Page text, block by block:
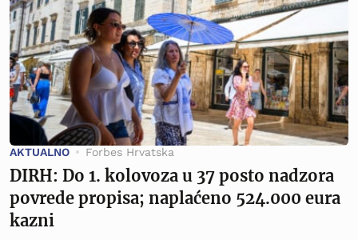
AKTUALNO Forbes Hrvatska
DIRH: Do 1. kolovoza u 37 posto nadzora
povrede propisa; naplaćeno 524.000 eura
kazni